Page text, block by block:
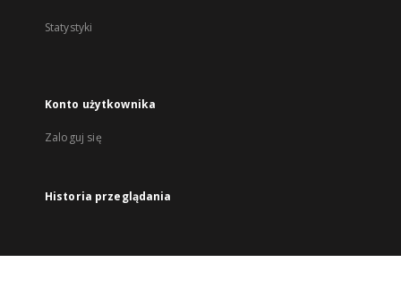
Statystyki
Konto użytkownika
Zaloguj się
Historia przeglądania